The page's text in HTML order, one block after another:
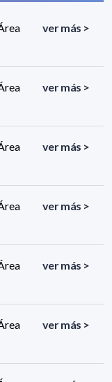
ver más >
ver más >
ver más >
ver más >
ver más >
ver más >